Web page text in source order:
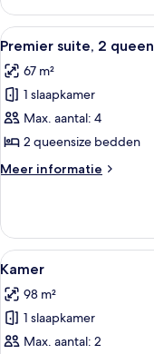
suite,
kingsize
Alle
foto's
voor
Premier
suite,
2
queensize
bedden
4
Premier suite, 2
67 m²
1 slaapkamer
Max. aantal: 4
2 queensize bedden
Meer informatie
Meer
suite,
queensize
Alle
foto's
voor
Kamer
laden
4
Kamer
98 m²
1 slaapkamer
Max. aantal: 2